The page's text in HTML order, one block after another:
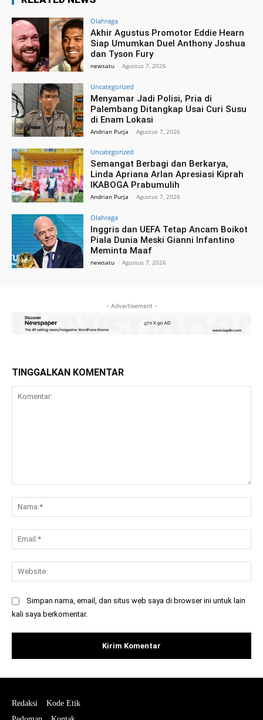
Olahraga
Akhir Agustus Promotor Eddie Hearn
Siap Umumkan Duel Anthony Joshua
dan Tyson Fury
newsatu - Agustus 7, 2026
Uncategorized
Menyamar Jadi Polisi, Pria di
Palembang Ditangkap Usai Curi Susu
di Enam Lokasi
Andrian Purja - Agustus 7, 2026
Uncategorized
Semangat Berbagi dan Berkarya,
Linda Apriana Arlan Apresiasi Kiprah
IKABOGA Prabumulih
Andrian Purja - Agustus 7, 2026
Olahraga
Inggris dan UEFA Tetap Ancam Boikot
Piala Dunia Meski Gianni Infantino
Meminta Maaf
newsatu - Agustus 7, 2026
- Advertisement -
TINGGALKAN KOMENTAR
Simpan nama, email, dan situs web saya di browser ini untuk lain
kali saya berkomentar.
Redaksi
Kode Etik